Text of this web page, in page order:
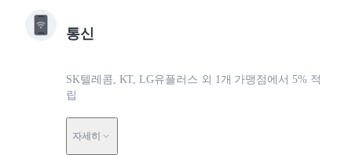
통신
SK텔레콤, KT, LG유플러스 외 1개 가맹점에서 5% 적
립
자세히